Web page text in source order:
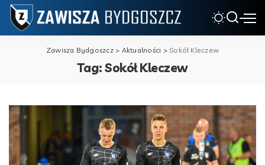
Zawisza Bydgoszcz> Aktualności >Sokół Kleczew
Tag:Sokół Kleczew